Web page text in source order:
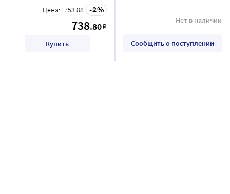
Цена: 753.88 2
738.80₽
Купить
Нет в наличии
Сообщить о поступлении